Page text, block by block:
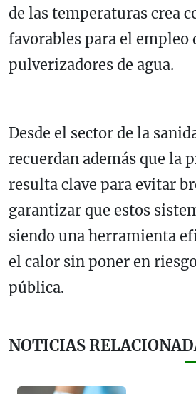
de las temperaturas crea
favorables para el empleo
pulverizadores de agua.
Desde el sector de la
recuerdan además que la
resulta clave para evitar
garantizar que estos
siendo una herramienta
el calor sin poner en
pública.
NOTICIAS